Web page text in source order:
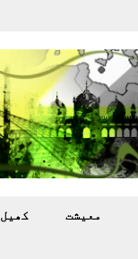
معيشت کھيل